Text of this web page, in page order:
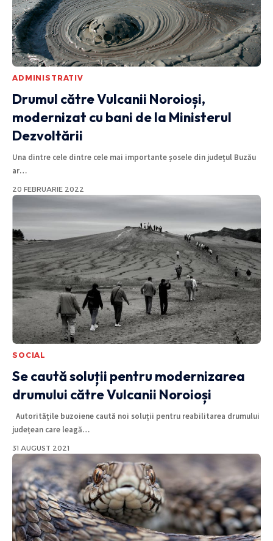
ADMINISTRATIV
Drumul către Vulcanii Noroioși,
modernizat cu bani de la Ministerul
Dezvoltării
Una dintre cele dintre cele mai importante șosele din județul Buzău
ar…
20 FEBRUARIE 2022
SOCIAL
Se caută soluții pentru modernizarea
drumului către Vulcanii Noroioși
Autoritățile buzoiene caută noi soluții pentru reabilitarea drumului
județean care leagă…
31 AUGUST 2021